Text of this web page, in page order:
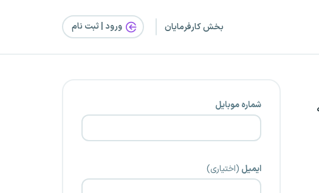
بخش کارفرمایان ورود | ثبت‌ نام
شماره موبایل
ایمیل (اختیاری)